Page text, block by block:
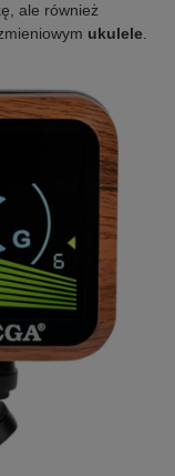
ale również
ukulele.